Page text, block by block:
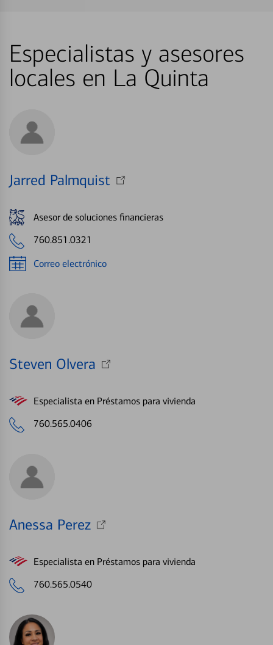
Especialistas y asesores
locales en La Quinta
Jarred Palmquist
Asesor de soluciones financieras
760.851.0321
Correo electrónico
Steven Olvera
Especialista en Préstamos para vivienda
760.565.0406
Anessa Perez
Especialista en Préstamos para vivienda
760.565.0540